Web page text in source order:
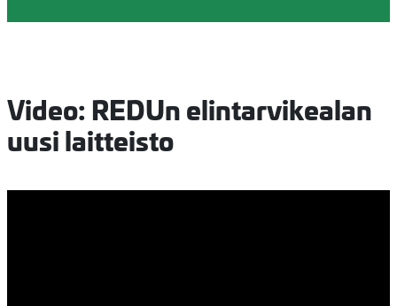
Video: REDUn elintarvikealan
uusi laitteisto